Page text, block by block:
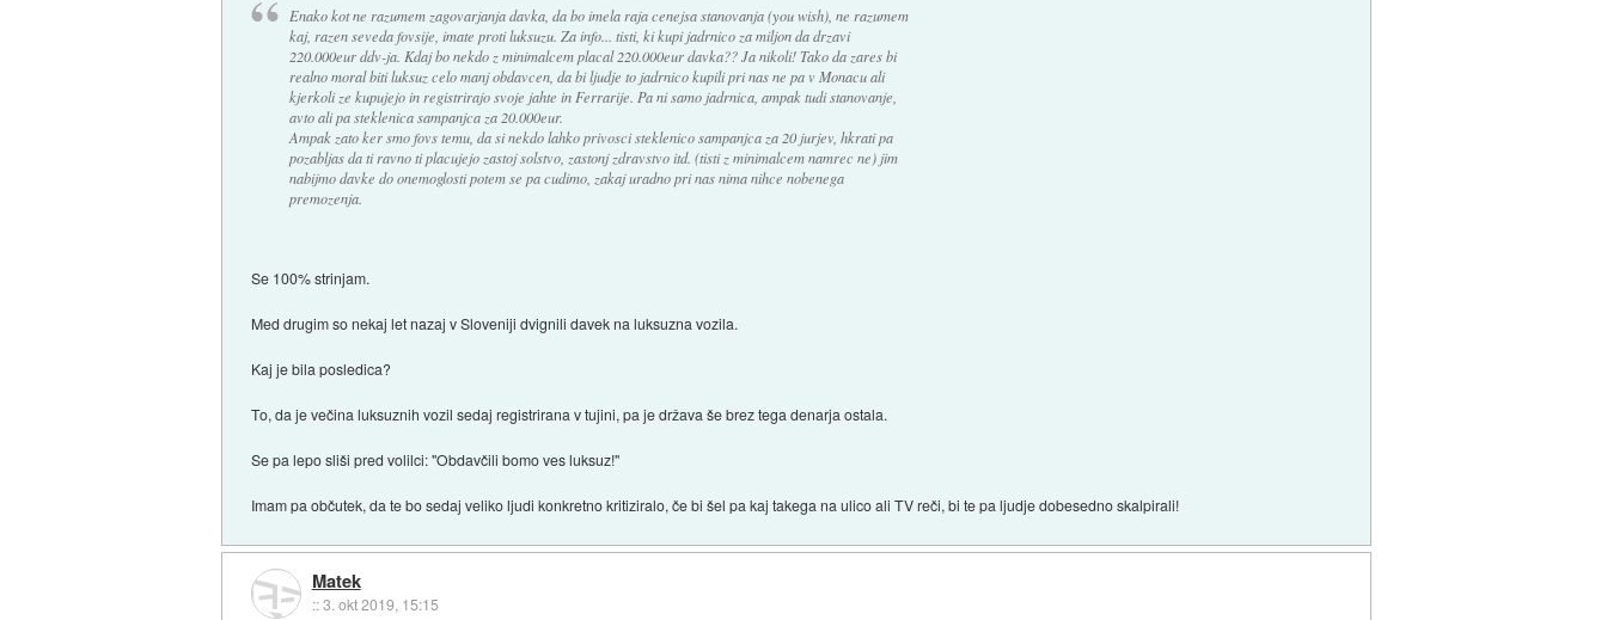
Enako kot ne razumem zagovarjanja davka, da bo imela raja cenejsa stanovanja (you wish), ne razumem
kaj, razen seveda fovsije, imate proti luksuzu. Za info... tisti, ki kupi jadrnico za miljon da drzavi
220.000eur ddv-ja. Kdaj bo nekdo z minimalcem placal 220.000eur davka?? Ja nikoli! Tako da zares bi
realno moral biti luksuz celo manj obdavcen, da bi ljudje to jadrnico kupili pri nas ne pa v Monacu ali
kjerkoli ze kupujejo in registrirajo svoje jahte in Ferrarije. Pa ni samo jadrnica, ampak tudi stanovanje,
avto ali pa steklenica sampanjca za 20.000eur.
Ampak zato ker smo fovs temu, da si nekdo lahko privosci steklenico sampanjca za 20 jurjev, hkrati pa
pozabljas da ti ravno ti placujejo zastoj solstvo, zastonj zdravstvo itd. (tisti z minimalcem namrec ne) jim
nabijmo davke do onemoglosti potem se pa cudimo, zakaj uradno pri nas nima nihce nobenega
premozenja.
Se 100% strinjam.
Med drugim so nekaj let nazaj v Sloveniji dvignili davek na luksuzna vozila.
Kaj je bila posledica?
To, da je večina luksuznih vozil sedaj registrirana v tujini, pa je država še brez tega denarja ostala.
Se pa lepo sliši pred volilci: "Obdavčili bomo ves luksuz!"
Imam pa občutek, da te bo sedaj veliko ljudi konkretno kritiziralo, če bi šel pa kaj takega na ulico ali TV reči, bi te pa ljudje dobesedno skalpirali!
Matek
::3. okt 2019, 15:15